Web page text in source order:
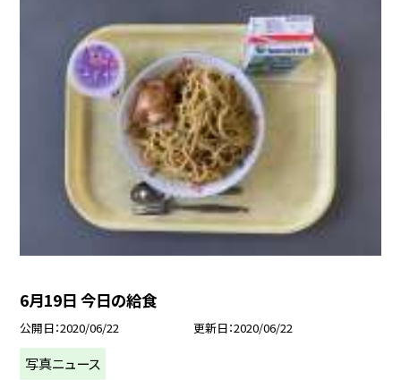
6月19日 今日の給食
公開日 2020/06/22 更新日 2020/06/22
写真ニュース